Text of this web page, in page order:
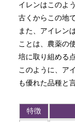
イレンはこのよ
古くからこの地
また、アイレン
ことは、農薬の
培に取り組める
このように、ア
も優れた品種と
特徴